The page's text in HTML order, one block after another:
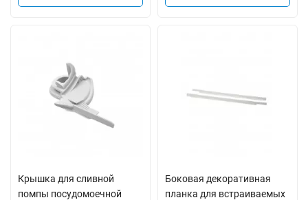
Крышка для сливной
помпы посудомоечной
Боковая декоративная
планка для встраиваемых